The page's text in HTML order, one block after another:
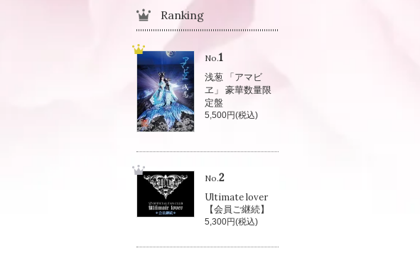
Ranking
No.1
浅葱 「アマビ
ヱ」 豪華数量限
定盤
5,500円(税込)
No.2
Ultimate lover
【会員ご継続】
5,300円(税込)